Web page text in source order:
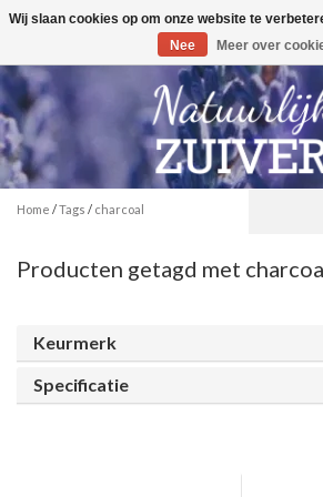
Toggle
Home /Tags / charcoal
Producten getagd met
Keurmerk
Specificatie
Wij slaan cookies op om onze website te
Nee
Meer over